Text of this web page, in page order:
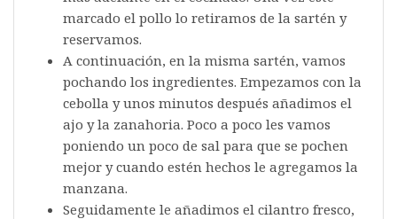
marcado el pollo lo retiramos de la sartén y
reservamos.
A continuación, en la misma sartén, vamos
pochando los ingredientes. Empezamos con la
cebolla y unos minutos después añadimos el
ajo y la zanahoria. Poco a poco les vamos
poniendo un poco de sal para que se pochen
mejor y cuando estén hechos le agregamos la
manzana.
Seguidamente le añadimos el cilantro fresco,